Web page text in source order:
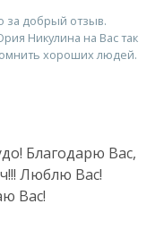
за добрый отзыв.
Никулина на Вас так
хороших людей.
Благодарю Вас,
Люблю Вас!
Вас!